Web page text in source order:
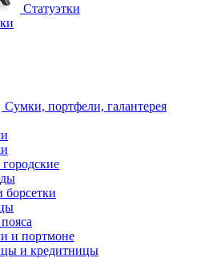
Статуэтки
Сумки, портфели, галантерея
борсетки
и портмоне
и кредитницы